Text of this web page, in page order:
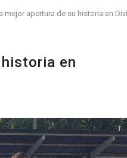
mejor apertura de su historia en
en